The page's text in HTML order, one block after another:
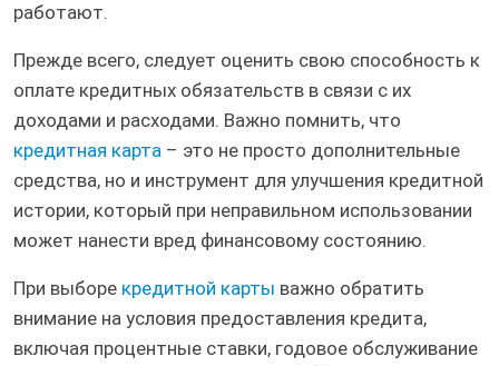
работают.
Прежде всего, следует оценить свою способность к
оплате кредитных обязательств в связи с их
доходами и расходами. Важно помнить, что
кредитная карта – это не просто дополнительные
средства, но и инструмент для улучшения кредитной
истории, который при неправильном использовании
может нанести вред финансовому состоянию.
При выборе кредитной карты важно обратить
внимание на условия предоставления кредита,
включая процентные ставки, годовое обслуживание